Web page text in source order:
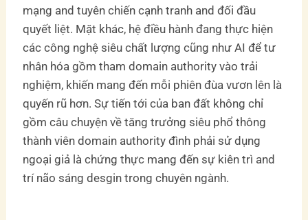
mạng and tuyên chiến cạnh tranh and đối đầu
quyết liệt. Mặt khác, hệ điều hành đang thực hiện
các công nghệ siêu chất lượng cũng như AI để tư
nhân hóa gồm tham domain authority vào trải
nghiệm, khiến mang đến mỗi phiên đùa vươn lên là
quyến rũ hơn. Sự tiến tới của ban đất không chỉ
gồm câu chuyện về tăng trưởng siêu phổ thông
thành viên domain authority đình phải sử dụng
ngoại giả là chứng thực mang đến sự kiên trì and
trí não sáng desgin trong chuyên ngành.